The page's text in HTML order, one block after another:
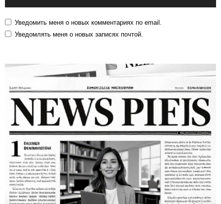
Уведомить меня о новых комментариях по email.
Уведомлять меня о новых записях почтой.